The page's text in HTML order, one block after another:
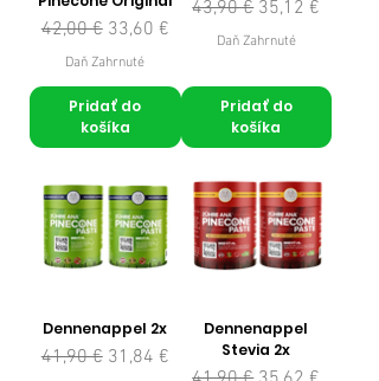
Normálna cena
42,00 € Zľavnená cena
33,60 €
Daň Zahrnuté
Pridať do
košíka
Normálna cena
43,90 € Zľavnená cena
35,12 €
Daň Zahrnuté
Pridať do
košíka
Dennenappel 2x
Normálna cena
41,90 € Zľavnená cena
31,84 €
Dennenappel
Stevia 2x